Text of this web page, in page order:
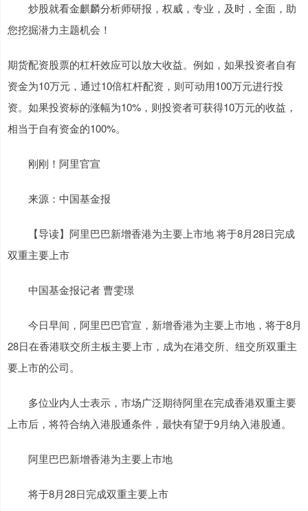
炒股就看金麒麟分析师研报，权威，专业，及时，全面，助
您挖掘潜力主题机会！
期货配资股票的杠杆效应可以放大收益。例如，如果投资者自有
资金为10万元，通过10倍杠杆配资，则可动用100万元进行投
资。如果投资标的涨幅为10%，则投资者可获得10万元的收益，
相当于自有资金的100%。
刚刚！阿里官宣
来源：中国基金报
【导读】阿里巴巴新增香港为主要上市地 将于8月28日完成
双重主要上市
中国基金报记者 曹雯璟
今日早间，阿里巴巴官宣，新增香港为主要上市地，将于8月
28日在香港联交所主板主要上市，成为在港交所、纽交所双重主
要上市的公司。
多位业内人士表示，市场广泛期待阿里在完成香港双重主要
上市后，将符合纳入港股通条件，最快有望于9月纳入港股通。
阿里巴巴新增香港为主要上市地
将于8月28日完成双重主要上市